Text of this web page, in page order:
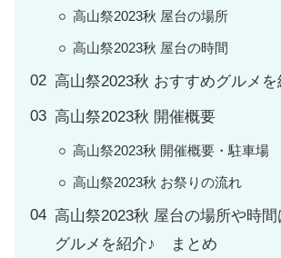
高山祭2023秋 屋台の場所
高山祭2023秋 屋台の時間
高山祭2023秋 おすすめグルメを
高山祭2023秋 開催概要
高山祭2023秋 開催概要・駐車場
高山祭2023秋 お祭りの流れ
高山祭2023秋 屋台の場所や時
グルメを紹介♪ まとめ